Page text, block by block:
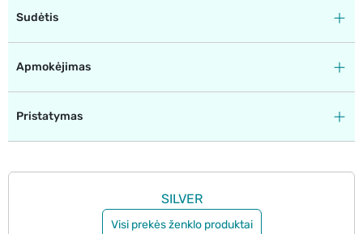
Sudėtis
Apmokėjimas
Pristatymas
SILVER
Visi prekės ženklo produktai